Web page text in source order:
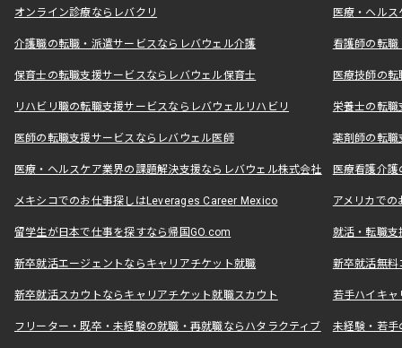
オンライン診療ならレバクリ 医療・ヘル
介護職の転職・派遣サービスならレバウェル介護 看護師の転
保育士の転職支援サービスならレバウェル保育士 医療技師の
リハビリ職の転職支援サービスならレバウェルリハビリ 栄養士の転
医師の転職支援サービスならレバウェル医師 薬剤師の転
医療・ヘルスケア業界の課題解決支援ならレバウェル株式会社 医療看護介
メキシコでのお仕事探しはLeverages Career Mexico アメリカで
留学生が日本で仕事を探すなら帰国GO.com 就活・転職
新卒就活エージェントならキャリアチケット就職 新卒就活無料
新卒就活スカウトならキャリアチケット就職スカウト 若手ハイキ
フリーター・既卒・未経験の就職・再就職ならハタラクティブ 未経験・若手